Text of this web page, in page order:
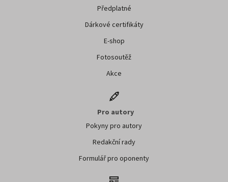
Předplatné
Dárkové certifikáty
E-shop
Fotosoutěž
Akce
Pro autory
Pokyny pro autory
Redakční rady
Formulář pro oponenty